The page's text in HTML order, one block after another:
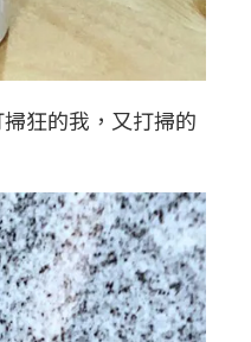
狂的我，又打掃的